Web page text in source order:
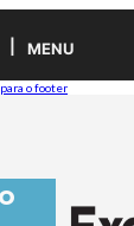
MENU
o footer